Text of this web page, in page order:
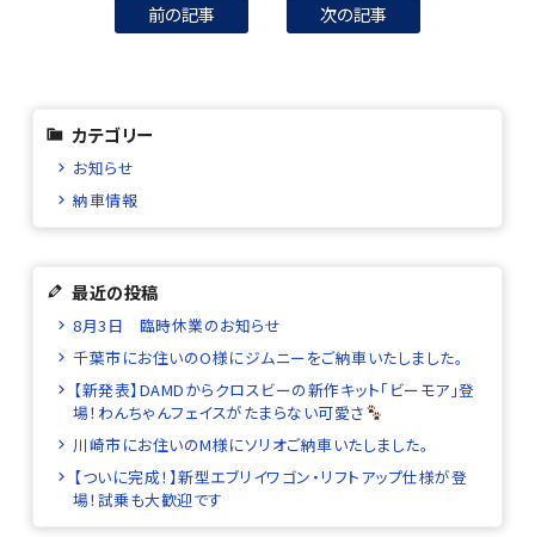
前の記事 次の記事
カテゴリー
お知らせ
納車情報
最近の投稿
8月3日 臨時休業のお知らせ
千葉市にお住いのO様にジムニーをご納車いたしました。
【新発表】DAMDからクロスビーの新作キット「ビーモア」登
場！わんちゃんフェイスがたまらない可愛さ
川崎市にお住いのM様にソリオご納車いたしました。
【ついに完成！】新型エブリイワゴン・リフトアップ仕様が登
場！試乗も大歓迎です